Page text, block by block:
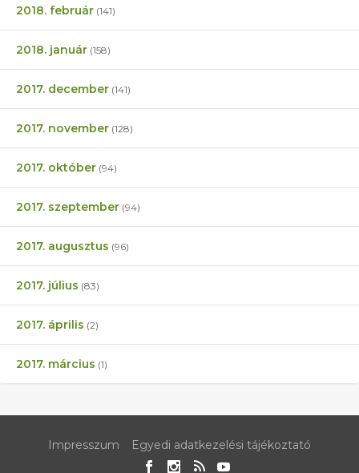
2018. február (141)
2018. január (158)
2017. december (141)
2017. november (128)
2017. október (94)
2017. szeptember (94)
2017. augusztus (96)
2017. július (83)
2017. április (2)
2017. március (1)
Impresszum Egyedi adatkezelési tájékoztató